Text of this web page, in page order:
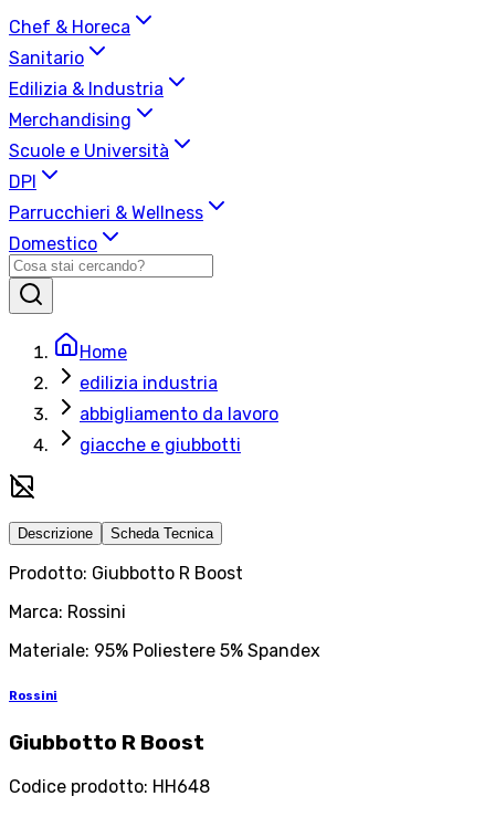
Chef & Horeca
Sanitario
Edilizia & Industria
Merchandising
Scuole e Università
DPI
Parrucchieri & Wellness
Domestico
Home
edilizia industria
abbigliamento da lavoro
giacche e giubbotti
Descrizione Scheda Tecnica
Prodotto: Giubbotto R Boost
Marca: Rossini
Materiale: 95% Poliestere 5% Spandex
Rossini
Giubbotto R Boost
Codice prodotto: HH648